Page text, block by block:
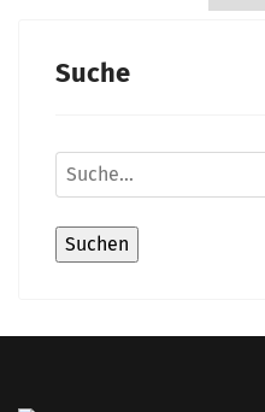
Suche